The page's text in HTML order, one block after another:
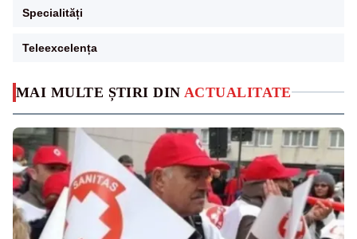
MAI MULTE ȘTIRI DIN ACTUALITATE
Specialități
Teleexcelența